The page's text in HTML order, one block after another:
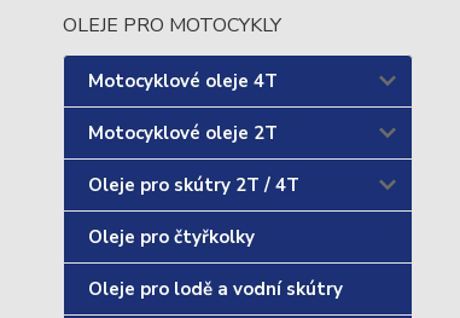
OLEJE PRO MOTOCYKLY
Motocyklové oleje 4T
Motocyklové oleje 2T
Oleje pro skútry 2T / 4T
Oleje pro čtyřkolky
Oleje pro lodě a vodní skútry